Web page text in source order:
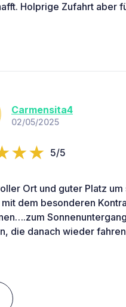
Holprige Zufahrt aber
Carmensita4
02/05/2025
5/5
Ort und guter Platz
dem besonderen
die danach wieder